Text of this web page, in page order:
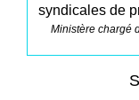
syndicales de
Ministère chargé